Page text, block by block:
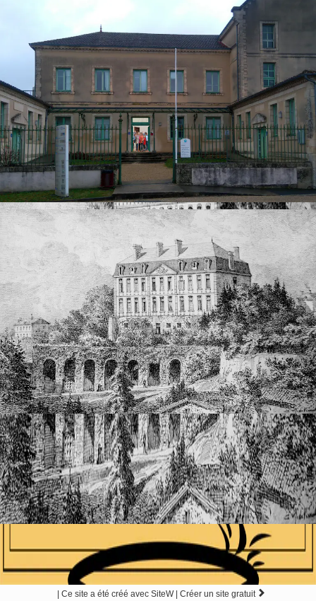
Ce site a été créé avec SiteW | Créer un site gratuit 